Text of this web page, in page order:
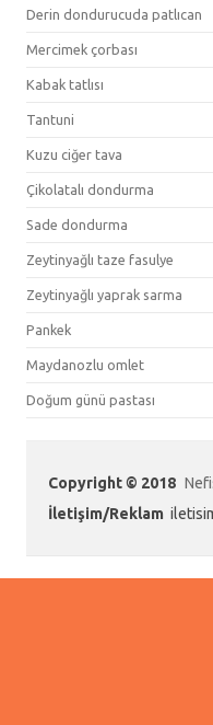
Derin dondurucuda patlıcan
Mercimek çorbası
Kabak tatlısı
Tantuni
Kuzu ciğer tava
Çikolatalı dondurma
Sade dondurma
Zeytinyağlı taze fasulye
Zeytinyağlı yaprak sarma
Pankek
Maydanozlu omlet
Doğum günü pastası
Copyright © 2018
İletişim/Reklam